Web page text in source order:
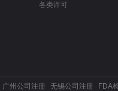
各类许可
广州公司注册 无锡公司注册 FDA